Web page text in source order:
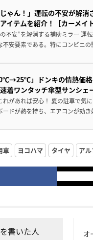
じゃん！」運転の不安が解
イテムを紹介！［カーメイ
不安”を解消する補助ミラー 運
不安要素である。特にコンビニ
」ドンキの情熱価
着ワンタッチ傘型サンシェ
れがあれば安心！ 夏の駐車で気
ードが熱を持ち、エアコンが効
車 ヨコハマ タイヤ ア
書いた人
オ